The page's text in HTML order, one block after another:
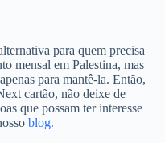
para quem precisa
mensal em Palestina, mas
para mantê-la. Então,
cartão, não deixe de
que possam ter interesse
blog.